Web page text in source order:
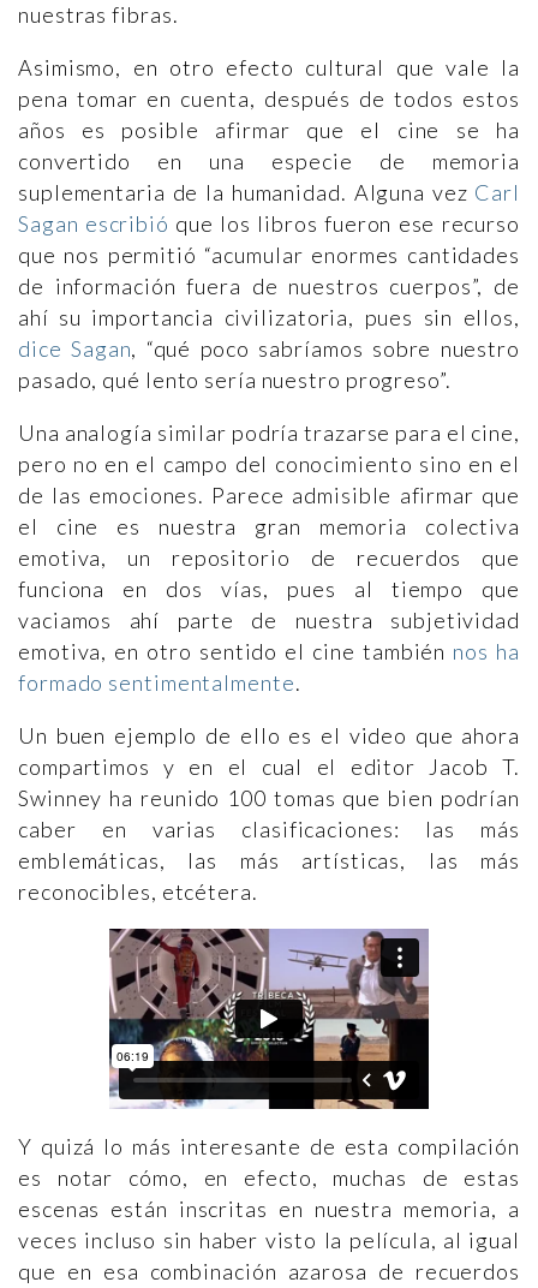
nuestras fibras.
Asimismo, en otro efecto cultural que vale la
pena tomar en cuenta, después de todos estos
años es posible afirmar que el cine se ha
convertido en una especie de memoria
suplementaria de la humanidad. Alguna vez Carl
Sagan escribió que los libros fueron ese recurso
que nos permitió “acumular enormes cantidades
de información fuera de nuestros cuerpos”, de
ahí su importancia civilizatoria, pues sin ellos,
dice Sagan, “qué poco sabríamos sobre nuestro
pasado, qué lento sería nuestro progreso”.
Una analogía similar podría trazarse para el cine,
pero no en el campo del conocimiento sino en el
de las emociones. Parece admisible afirmar que
el cine es nuestra gran memoria colectiva
emotiva, un repositorio de recuerdos que
funciona en dos vías, pues al tiempo que
vaciamos ahí parte de nuestra subjetividad
emotiva, en otro sentido el cine también nos ha
formado sentimentalmente.
Un buen ejemplo de ello es el video que ahora
compartimos y en el cual el editor Jacob T.
Swinney ha reunido 100 tomas que bien podrían
caber en varias clasificaciones: las más
emblemáticas, las más artísticas, las más
reconocibles, etcétera.
Y quizá lo más interesante de esta compilación
es notar cómo, en efecto, muchas de estas
escenas están inscritas en nuestra memoria, a
veces incluso sin haber visto la película, al igual
que en esa combinación azarosa de recuerdos